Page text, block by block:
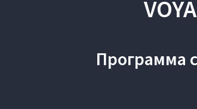
Программа